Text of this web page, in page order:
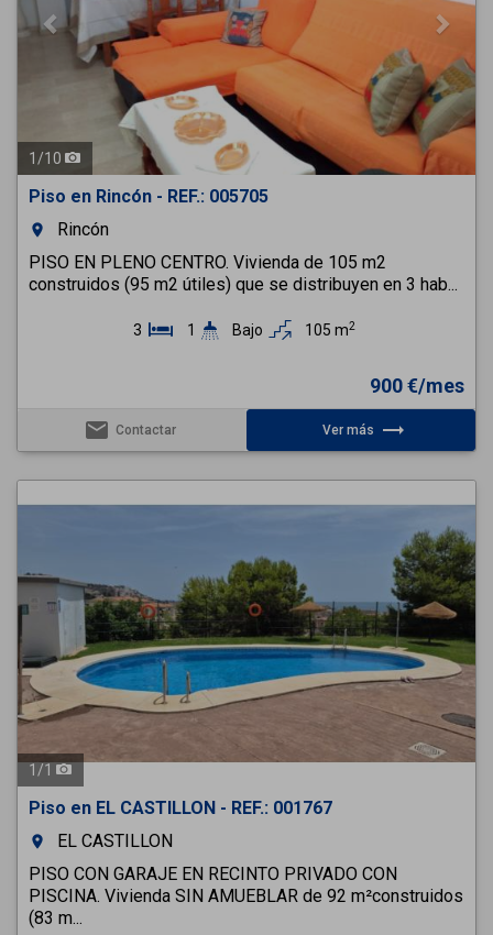
1 /10
Piso en Rincón - REF.: 005705
room
Rincón
PISO EN PLENO CENTRO. Vivienda de 105 m2
construidos (95 m2 útiles) que se distribuyen en 3 hab...
3 1 Bajo 105 m2
900 €/mes
email Contactar Ver más trending_flat
1 /1
Piso en EL CASTILLON - REF.: 001767
room
EL CASTILLON
PISO CON GARAJE EN RECINTO PRIVADO CON
PISCINA. Vivienda SIN AMUEBLAR de 92 m²construidos
(83 m...